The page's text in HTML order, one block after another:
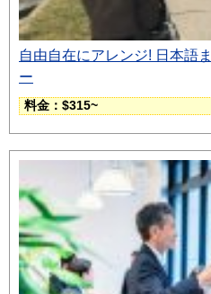
自由自在にアレンジ! 日本語
ー
料金：$315~